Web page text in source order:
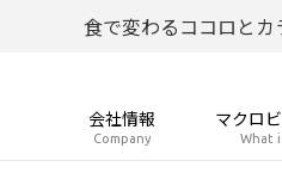
食で変わるココロと
会社情報
Company
マクロ
What